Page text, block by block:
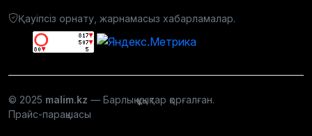
Қауіпсіз орнату, жарнамасыз хабарламалар.
© 2025 malim.kz — Барлық құқықтар қорғалған.
Прайс-парақшасы